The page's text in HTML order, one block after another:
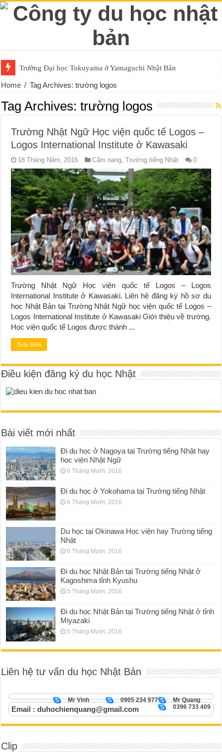
Trường Đại học Tokuyama ở Yamaguchi Nhật Bản
Home / Tag Archives: trường logos
Tag Archives:trường logos
Trường Nhật Ngữ Học viện quốc tế Logos –
Logos International Institute ở Kawasaki
18 Tháng Năm, 2016 Cẩm nang,Trường tiếng Nhật 0
Trường Nhật Ngữ Học viện quốc tế Logos – Logos
International Institute ở Kawasaki. Liên hệ đăng ký hồ sơ du
học Nhật Bản tại Trường Nhật Ngữ học viện quốc tế Logos –
Logos International Institute ở Kawasaki Giới thiệu về trường.
Học viện quốc tế Logos được thành ...
Xem thêm
Điều kiện đăng ký du học Nhật
Bài viết mới nhất
Đi du học ở Nagoya tại Trường tiếng Nhật hay
học viện Nhật Ngữ
6 Tháng Mười, 2016
Đi du học ở Yokohama tại Trường tiếng Nhật
6 Tháng Mười, 2016
Du học tại Okinawa Học viện hay Trường tiếng
Nhật
6 Tháng Mười, 2016
Đi du học Nhật Bản tại Trường tiếng Nhật ở
Kagoshima tỉnh Kyushu
5 Tháng Mười, 2016
Đi du học Nhật Bản tại Trường tiếng Nhật ở tỉnh
Miyazaki
5 Tháng Mười, 2016
Liên hệ tư vấn du học Nhật Bản
Mr Quang
0905 234 977
Mr Vinh
0396 733 409
Email : duhochienquang@gmail.com
Clip